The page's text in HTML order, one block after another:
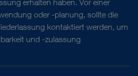
erhalten haben. Vor einer
oder -planung, sollte die
kontaktiert werden, um
und -zulassung